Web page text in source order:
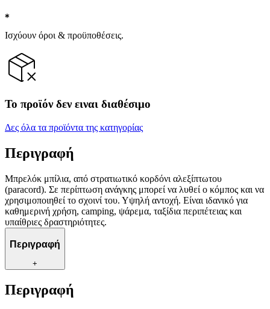
Ισχύουν όροι & προϋποθέσεις.
Το προϊόν δεν ειναι διαθέσιμο
Δες όλα τα προϊόντα της κατηγορίας
Περιγραφή
Μπρελόκ μπίλια, από στρατιωτικό κορδόνι αλεξίπτωτου
(paracord). Σε περίπτωση ανάγκης μπορεί να λυθεί ο κόμπος και να
χρησιμοποιηθεί το σχοινί του. Υψηλή αντοχή. Είναι ιδανικό για
καθημερινή χρήση, camping, ψάρεμα, ταξίδια περιπέτειας και
υπαίθριες δραστηριότητες.
Περιγραφή
+
Περιγραφή